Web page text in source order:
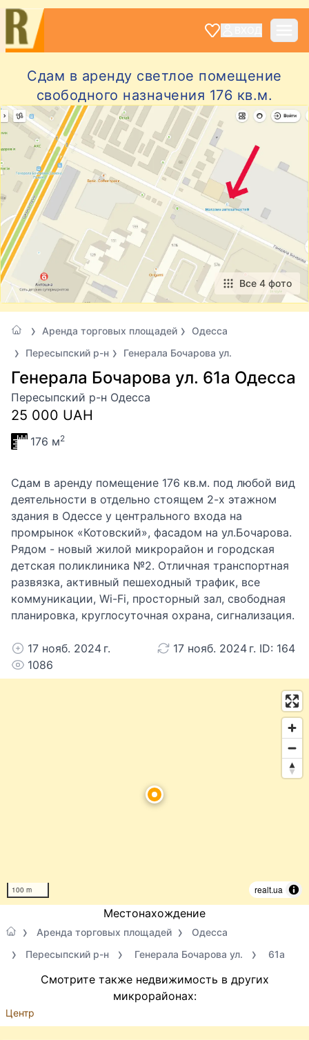
Сдам в аренду светлое помещение
свободного назначения 176 кв.м.
Все 4 фото
Аренда торговых площадей
Одесса
Пересыпский р-н
Генерала Бочарова ул.
Генерала Бочарова ул. 61а Одесса
Пересыпский р-н Одесса
25 000 UAH
176 м2
Сдам в аренду помещение 176 кв.м. под любой вид
деятельности в отдельно стоящем 2-х этажном
здания в Одессе у центрального входа на
промрынок «Котовский», фасадом на ул.Бочарова.
Рядом - новый жилой микрорайон и городская
детская поликлиника №2. Отличная транспортная
развязка, активный пешеходный трафик, все
коммуникации, Wi-Fi, просторный зал, свободная
планировка, круглосуточная охрана, сигнализация.
17 нояб. 2024 г.
17 нояб. 2024 г. ID: 164
1086
100 m realt.ua
Местонахождение
Аренда торговых площадей
Одесса
Пересыпский р-н
Генерала Бочарова ул. 61а
Смотрите также недвижимость в других
микрорайонах:
Центр